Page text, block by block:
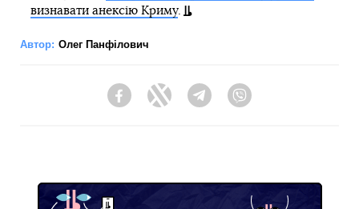
визнавати анексію Криму.
Автор: Олег Панфілович
FacebookTwitter Telegram